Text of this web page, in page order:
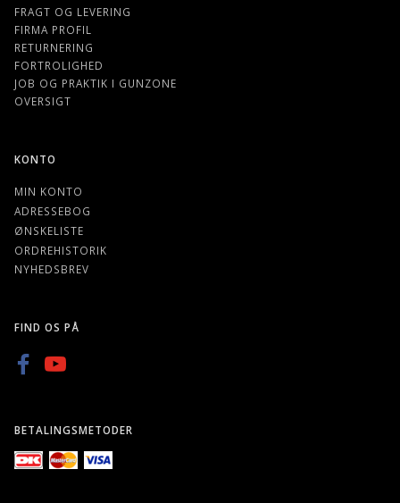
FRAGT OG LEVERING
FIRMA PROFIL
RETURNERING
FORTROLIGHED
JOB OG PRAKTIK I GUNZONE
OVERSIGT
KONTO
MIN KONTO
ADRESSEBOG
ØNSKELISTE
ORDREHISTORIK
NYHEDSBREV
FIND OS PÅ
BETALINGSMETODER